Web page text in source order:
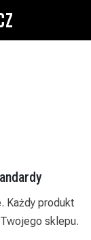
Oferujemy
realizacje